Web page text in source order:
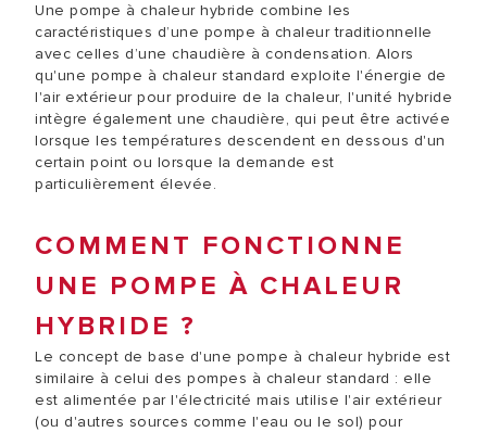
Une pompe à chaleur hybride combine les
caractéristiques d’une pompe à chaleur traditionnelle
avec celles d’une chaudière à condensation. Alors
qu'une pompe à chaleur standard exploite l'énergie de
l'air extérieur pour produire de la chaleur, l'unité hybride
intègre également une chaudière, qui peut être activée
lorsque les températures descendent en dessous d'un
certain point ou lorsque la demande est
particulièrement élevée.
COMMENT FONCTIONNE
UNE POMPE À CHALEUR
HYBRIDE ?
Le concept de base d'une pompe à chaleur hybride est
similaire à celui des pompes à chaleur standard : elle
est alimentée par l'électricité mais utilise l'air extérieur
(ou d'autres sources comme l'eau ou le sol) pour